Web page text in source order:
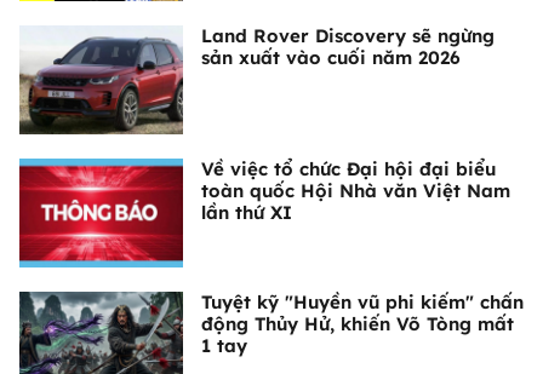
Land Rover Discovery sẽ ngừng
sản xuất vào cuối năm 2026
Về việc tổ chức Đại hội đại biểu
toàn quốc Hội Nhà văn Việt Nam
lần thứ XI
Tuyệt kỹ "Huyền vũ phi kiếm" chấn
động Thủy Hử, khiến Võ Tòng mất
1 tay